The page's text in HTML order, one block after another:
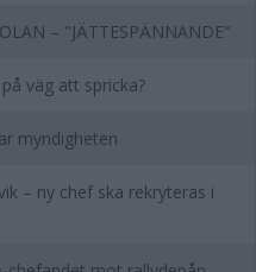
– "JÄTTESPÄNNANDE"
väg att spricka?
myndigheten
– ny chef ska rekryteras i